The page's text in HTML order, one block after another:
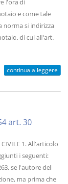
l'ora di
e come tale
norma si indirizza
di cui all'art.
continua a leggere
art. 30
CIVILE 1. All'articolo
i seguenti:
se l'autore del
ma prima che